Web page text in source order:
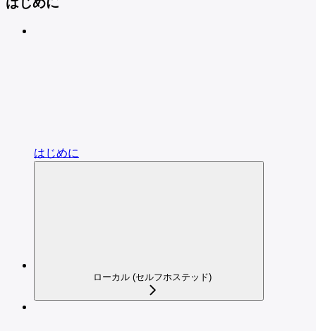
はじめに
ローカル (セルフホステッド)